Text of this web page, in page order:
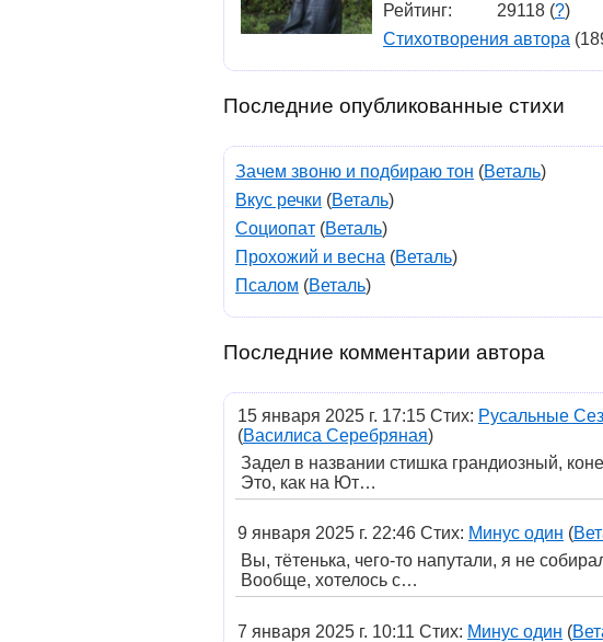
Рейтинг:
29118 (?)
Стихотворения автора
Последние опубликованные стихи
Зачем звоню и подбираю тон (Веталь)
Вкус речки (Веталь)
Социопат (Веталь)
Прохожий и весна (Веталь)
Псалом (Веталь)
Последние комментарии автора
15 января 2025 г. 17:15 Стих: Русальные
(Василиса Серебряная)
Задел в названии стишка грандиозный,
Это, как на Ют…
9 января 2025 г. 22:46 Стих: Минус один (
Вы, тётенька, чего-то напутали, я не
Вообще, хотелось с…
7 января 2025 г. 10:11 Стих: Минус один (